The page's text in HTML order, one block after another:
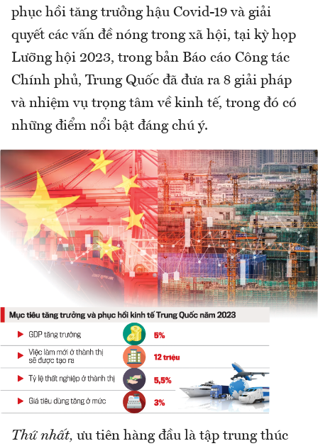
phục hồi tăng trưởng hậu Covid-19 và giải
quyết các vấn đề nóng trong xã hội, tại kỳ họp
Lưỡng hội 2023, trong bản Báo cáo Công tác
Chính phủ, Trung Quốc đã đưa ra 8 giải pháp
và nhiệm vụ trọng tâm về kinh tế, trong đó có
những điểm nổi bật đáng chú ý.
Thứ nhất, ưu tiên hàng đầu là tập trung thúc